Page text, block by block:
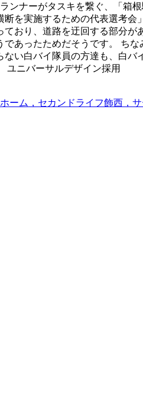
ンナーがタスキを繋ぐ、「箱
断を実施するための代表選考
ており、道路を迂回する部分
であったためだそうです。 ち
ない白バイ隊員の方達も、白
ニバーサルデザイン採用
ーム，セカンドライフ飾西，